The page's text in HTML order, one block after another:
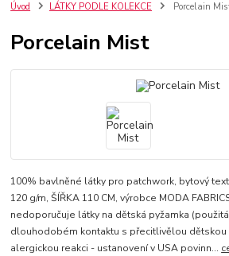
Úvod LÁTKY PODLE KOLEKCE Porcelain
Porcelain Mist
100% bavlněné látky pro patchwork, bytový
120 g/m, ŠÍŘKA 110 CM, výrobce MODA
nedoporučuje látky na dětská pyžamka
dlouhodobém kontaktu s přecitlivělou
alergickou reakci - ustanovení v USA povinn...